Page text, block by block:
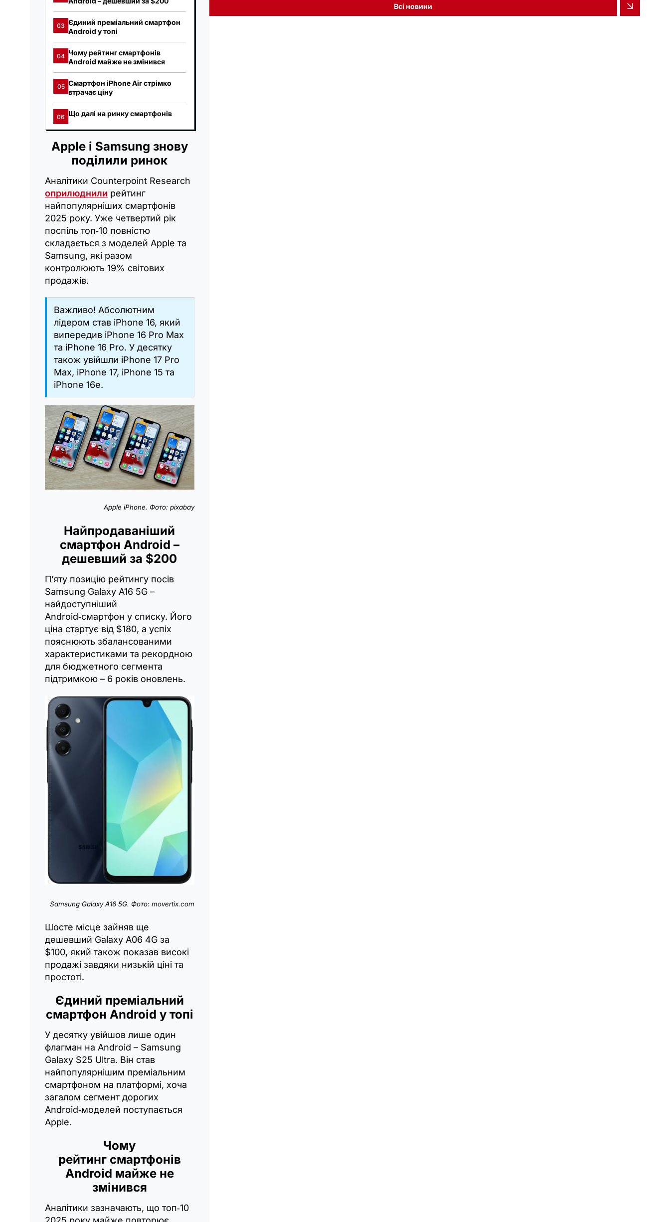
03 Єдиний преміальний смартфон
Android у топі
04 Чому рейтинг смартфонів
Android майже не змінився
05 Смартфон iPhone Air стрімко
втрачає ціну
06 Що далі на ринку смартфонів
Apple і Samsung знову
поділили ринок
Аналітики Counterpoint Research
оприлюднили рейтинг
найпопулярніших смартфонів
2025 року. Уже четвертий рік
поспіль топ‑10 повністю
складається з моделей Apple та
Samsung, які разом
контролюють 19% світових
продажів.
Важливо! Абсолютним
лідером став iPhone 16, який
випередив iPhone 16 Pro Max
та iPhone 16 Pro. У десятку
також увійшли iPhone 17 Pro
Max, iPhone 17, iPhone 15 та
iPhone 16e.
Apple iPhone. Фото: pixabay
Найпродаваніший
смартфон Android –
дешевший за $200
П’яту позицію рейтингу посів
Samsung Galaxy A16 5G –
найдоступніший
Android‑смартфон у списку. Його
ціна стартує від $180, а успіх
пояснюють збалансованими
характеристиками та рекордною
для бюджетного сегмента
підтримкою – 6 років оновлень.
Samsung Galaxy A16 5G. Фото: movertix.com
Шосте місце зайняв ще
дешевший Galaxy A06 4G за
$100, який також показав високі
продажі завдяки низькій ціні та
простоті.
Єдиний преміальний
смартфон Android у топі
У десятку увійшов лише один
флагман на Android – Samsung
Galaxy S25 Ultra. Він став
найпопулярнішим преміальним
смартфоном на платформі, хоча
загалом сегмент дорогих
Android‑моделей поступається
Apple.
Чому
рейтинг смартфонів
Android майже не
змінився
Аналітики зазначають, що топ‑10
Всі новини